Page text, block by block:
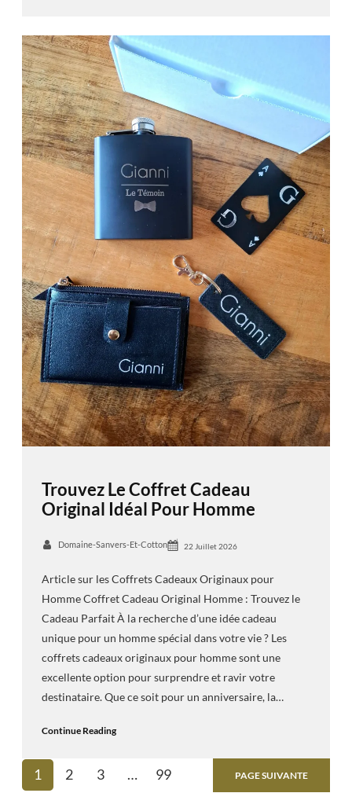
Trouvez Le Coffret Cadeau
Original Idéal Pour Homme
Domaine-Sanvers-Et-Cotton 22 Juillet 2026
Article sur les Coffrets Cadeaux Originaux pour
Homme Coffret Cadeau Original Homme : Trouvez le
Cadeau Parfait À la recherche d’une idée cadeau
unique pour un homme spécial dans votre vie ? Les
coffrets cadeaux originaux pour homme sont une
excellente option pour surprendre et ravir votre
destinataire. Que ce soit pour un anniversaire, la…
Continue Reading
1 2 3 … 99 PAGE SUIVANTE